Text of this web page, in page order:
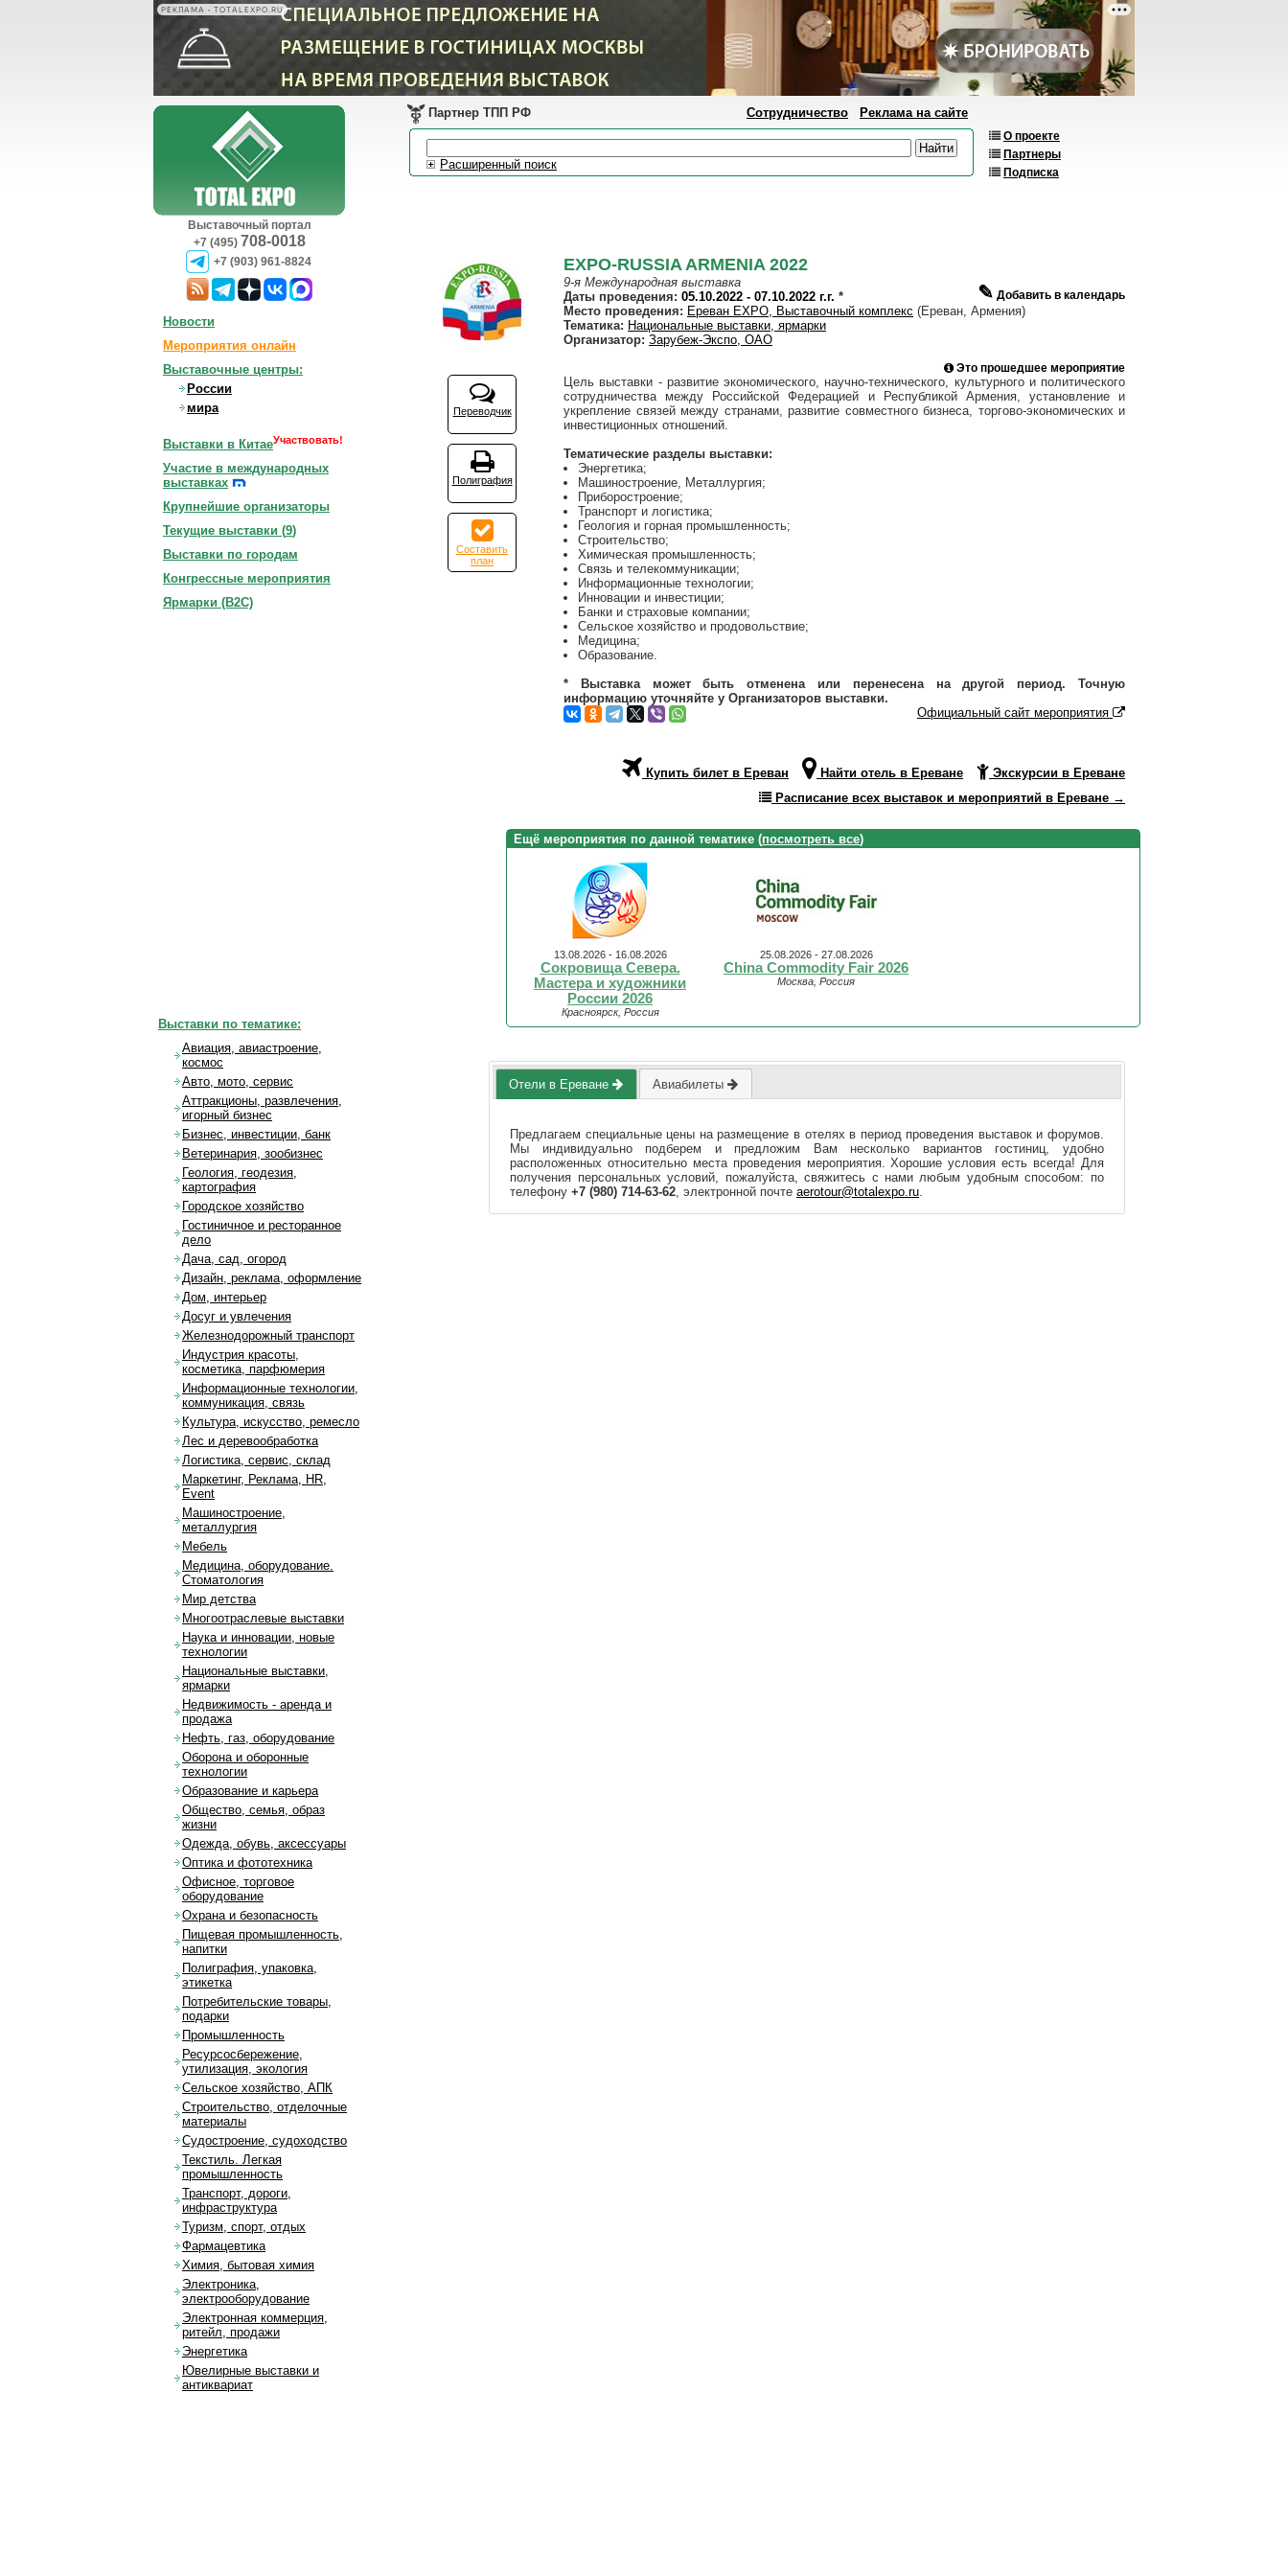
РЕКЛАМА • TOTALEXPO.RU
Выставочный портал
+7 (495) 708-0018
+7 (903) 961-8824
О проекте
Партнеры
Подписка
Партнер ТПП РФ Сотрудничество Реклама на сайте
Расширенный поиск
Переводчик
Полиграфия
Составить
план
EXPO-RUSSIA ARMENIA 2022
9-я Международная выставка
Даты проведения: 05.10.2022 - 07.10.2022 г.г. * ✎ Добавить в календарь
Место проведения: Ереван EXPO, Выставочный комплекс (Ереван, Армения)
Тематика: Национальные выставки, ярмарки
Организатор: Зарубеж-Экспо, ОАО
Это прошедшее мероприятие
Цель выставки - развитие экономического, научно-технического, культурного и политического
сотрудничества между Российской Федерацией и Республикой Армения, установление и
укрепление связей между странами, развитие совместного бизнеса, торгово-экономических и
инвестиционных отношений.
Тематические разделы выставки:
Энергетика;
Машиностроение, Металлургия;
Приборостроение;
Транспорт и логистика;
Геология и горная промышленность;
Строительство;
Химическая промышленность;
Связь и телекоммуникации;
Информационные технологии;
Инновации и инвестиции;
Банки и страховые компании;
Сельское хозяйство и продовольствие;
Медицина;
Образование.
* Выставка может быть отменена или перенесена на другой период. Точную
информацию уточняйте у Организаторов выставки.
Официальный сайт мероприятия
Купить билет в Ереван Найти отель в Ереване
Экскурсии в Ереване
Расписание всех выставок и мероприятий в Ереване →
Ещё мероприятия по данной тематике (посмотреть все)
13.08.2026 - 16.08.2026
Сокровища Севера.
Мастера и художники
России 2026
Красноярск, Россия
25.08.2026 - 27.08.2026
China Commodity Fair 2026
Москва, Россия
Отели в Ереване Авиабилеты
Предлагаем специальные цены на размещение в отелях в период проведения выставок и форумов.
Мы индивидуально подберем и предложим Вам несколько вариантов гостиниц, удобно
расположенных относительно места проведения мероприятия. Хорошие условия есть всегда! Для
получения персональных условий, пожалуйста, свяжитесь с нами любым удобным способом: по
телефону+7 (980) 714-63-62 , электронной почтеaerotour@totalexpo.ru
Новости
Мероприятия онлайн
Выставочные центры:
России
мира
Выставки в КитаеУчаствовать!
Участие в международных
выставках
Крупнейшие организаторы
Текущие выставки (9)
Выставки по городам
Конгрессные мероприятия
Ярмарки (B2C)
Выставки по тематике:
Авиация, авиастроение,
космос
Авто, мото, сервис
Аттракционы, развлечения,
игорный бизнес
Бизнес, инвестиции, банк
Ветеринария, зообизнес
Геология, геодезия,
картография
Городское хозяйство
Гостиничное и ресторанное
дело
Дача, сад, огород
Дизайн, реклама, оформление
Дом, интерьер
Досуг и увлечения
Железнодорожный транспорт
Индустрия красоты,
косметика, парфюмерия
Информационные технологии,
коммуникация, связь
Культура, искусство, ремесло
Лес и деревообработка
Логистика, сервис, склад
Маркетинг, Реклама, HR,
Event
Машиностроение,
металлургия
Мебель
Медицина, оборудование.
Стоматология
Мир детства
Многоотраслевые выставки
Наука и инновации, новые
технологии
Национальные выставки,
ярмарки
Недвижимость - аренда и
продажа
Нефть, газ, оборудование
Оборона и оборонные
технологии
Образование и карьера
Общество, семья, образ
жизни
Одежда, обувь, аксессуары
Оптика и фототехника
Офисное, торговое
оборудование
Охрана и безопасность
Пищевая промышленность,
напитки
Полиграфия, упаковка,
этикетка
Потребительские товары,
подарки
Промышленность
Ресурсосбережение,
утилизация, экология
Сельское хозяйство, АПК
Строительство, отделочные
материалы
Судостроение, судоходство
Текстиль. Легкая
промышленность
Транспорт, дороги,
инфраструктура
Туризм, спорт, отдых
Фармацевтика
Химия, бытовая химия
Электроника,
электрооборудование
Электронная коммерция,
ритейл, продажи
Энергетика
Ювелирные выставки и
антиквариат